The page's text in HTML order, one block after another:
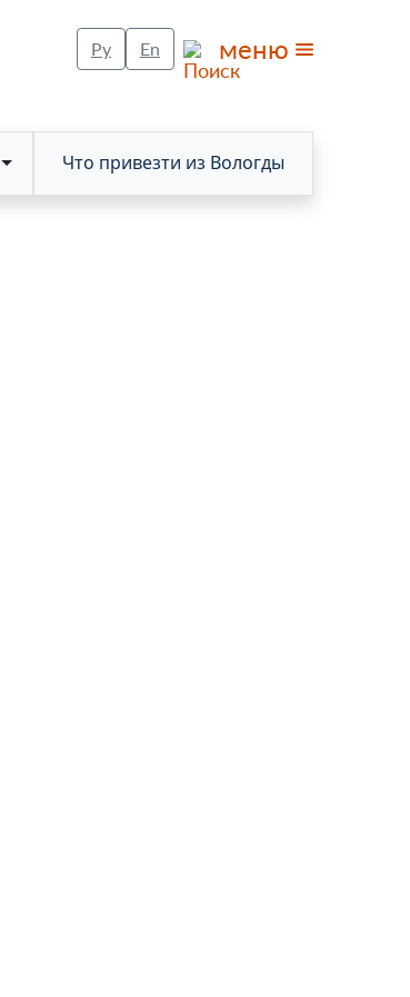
Ру En меню
Toggle Dropdown
Что привезти из Вологды